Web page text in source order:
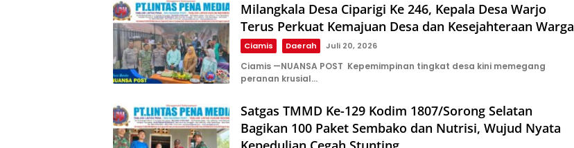
Milangkala Desa Ciparigi Ke 246, Kepala Desa Warjo
Terus Perkuat Kemajuan Desa dan Kesejahteraan Warga
Ciamis Daerah Juli 20, 2026
Ciamis —NUANSA POST Kepemimpinan tingkat desa kini memegang
peranan krusial…
Satgas TMMD Ke-129 Kodim 1807/Sorong Selatan
Bagikan 100 Paket Sembako dan Nutrisi, Wujud Nyata